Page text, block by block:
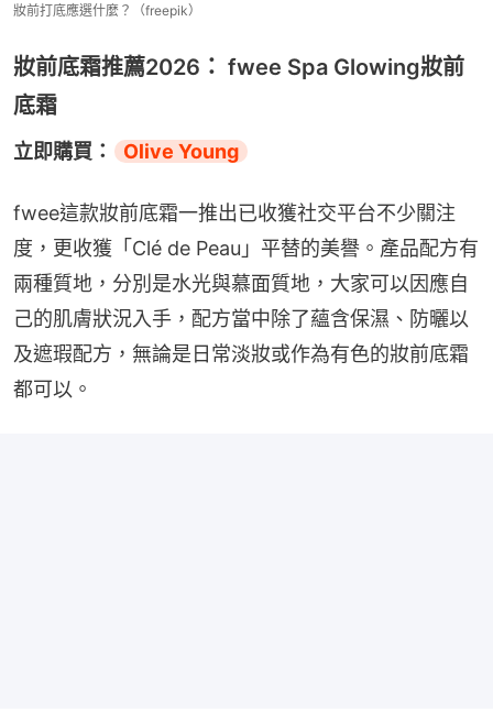
妝前打底應選什麼？（freepik）
妝前底霜推薦2026： fwee Spa Glowing妝前
底霜
立即購買： Olive Young
fwee這款妝前底霜一推出已收獲社交平台不少關注
度，更收獲「Clé de Peau」平替的美譽。產品配方有
兩種質地，分別是水光與慕面質地，大家可以因應自
己的肌膚狀況入手，配方當中除了蘊含保濕、防曬以
及遮瑕配方，無論是日常淡妝或作為有色的妝前底霜
都可以。